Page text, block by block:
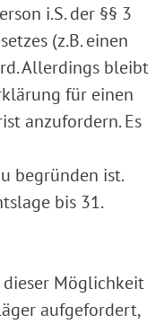
i.S. der §§ 3
(z.B. einen
Allerdings bleibt
für einen
anzufordern. Es
begründen ist.
bis 31.
Möglichkeit
aufgefordert,